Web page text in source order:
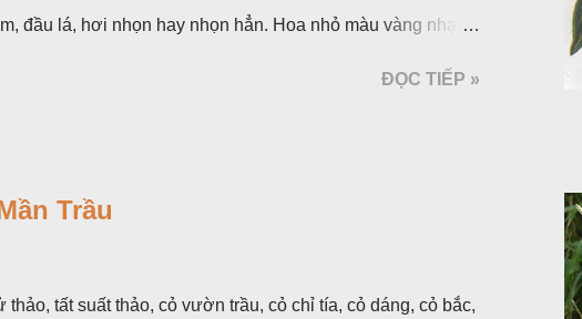
đầu lá, hơi nhọn hay nhọn hẳn. Hoa nhỏ màu vàng nhạt,
ĐỌC TIẾP »
Trầu
tất suất thảo, cỏ vườn trầu, cỏ chỉ tía, cỏ dáng, cỏ bắc,